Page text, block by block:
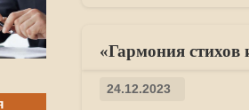
«Гармония
24.12.2023